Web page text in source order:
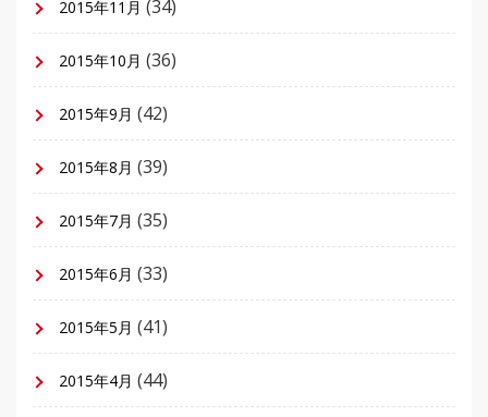
2015年11月 (34)
2015年10月 (36)
2015年9月 (42)
2015年8月 (39)
2015年7月 (35)
2015年6月 (33)
2015年5月 (41)
2015年4月 (44)